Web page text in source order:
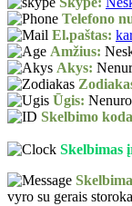
Telefono
El.paštas:
Amžius:
Akys:
Ūgis:
Skelbimo
Skelbimas
vyro su gerais